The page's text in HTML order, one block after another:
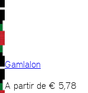
Gamlalon
A partir de € 5,78